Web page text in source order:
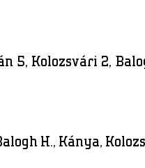
5, Kolozsvári 2,
H., Kánya,